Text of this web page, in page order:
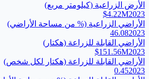
‏الأرض الزراعية (كيلومتر مربع)
$4.22M2023
الأراضي الزراعية (% من مساحة الأراضي)
46.082023
الأراضي القابلة للزراعة (هكتار)
$151.56M2023
الأراضي القابلة للزراعة (هكتار لكل شخص)
0.452023